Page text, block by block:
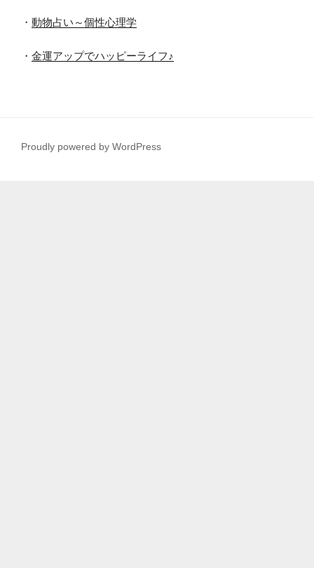
・ 動物占い～個性心理学
・ 金運アップでハッピーライフ♪
Proudly powered by WordPress